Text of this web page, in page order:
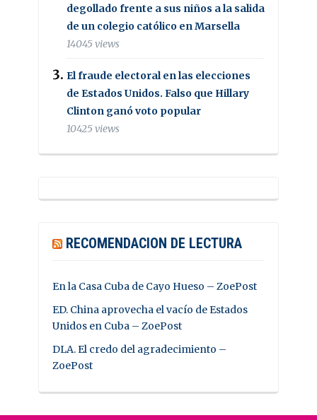
degollado frente a sus niños a la salida
de un colegio católico en Marsella
14045 views
El fraude electoral en las elecciones
de Estados Unidos. Falso que Hillary
Clinton ganó voto popular
10425 views
RECOMENDACION DE LECTURA
En la Casa Cuba de Cayo Hueso – ZoePost
ED. China aprovecha el vacío de Estados
Unidos en Cuba – ZoePost
DLA. El credo del agradecimiento –
ZoePost